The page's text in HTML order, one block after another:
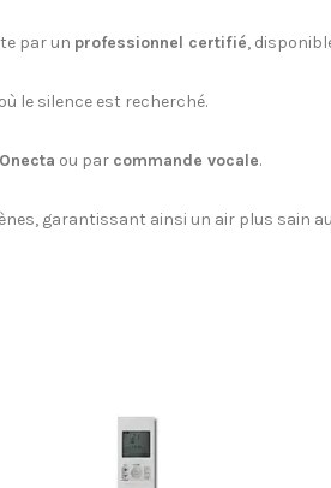
par un professionnel certifié,
le silence est recherché.
ou par commande vocale.
garantissant ainsi un air plus sain